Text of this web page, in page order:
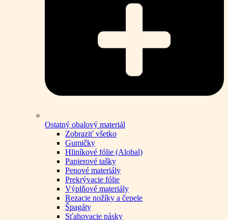
Ostatný obalový materiál
Zobraziť všetko
Gumičky
Hliníkové fólie (Alobal)
Papierové tašky
Penové materiály
Prekrývacie fólie
Výplňové materiály
Rezacie nožíky a čepele
Špagáty
Sťahovacie pásky